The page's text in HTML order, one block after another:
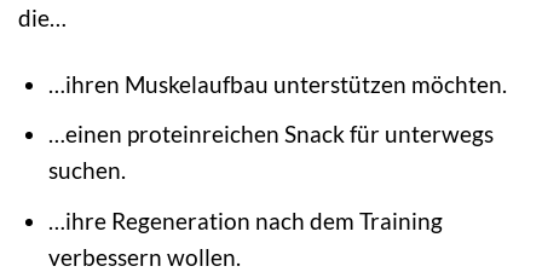
die…
…ihren Muskelaufbau unterstützen möchten.
…einen proteinreichen Snack für unterwegs
suchen.
…ihre Regeneration nach dem Training
verbessern wollen.